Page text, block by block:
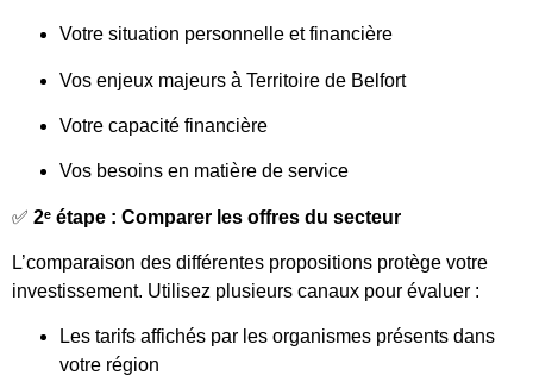
Votre situation personnelle et financière
Vos enjeux majeurs à Territoire de Belfort
Votre capacité financière
Vos besoins en matière de service
✅ 2ᵉ étape : Comparer les offres du secteur
L’comparaison des différentes propositions protège votre
investissement. Utilisez plusieurs canaux pour évaluer :
Les tarifs affichés par les organismes présents dans
votre région